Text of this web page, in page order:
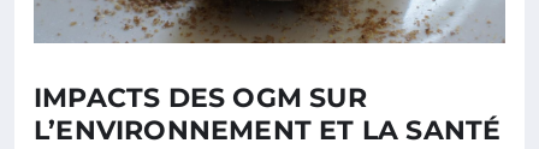
IMPACTS DES OGM SUR
L’ENVIRONNEMENT ET LA SANTÉ